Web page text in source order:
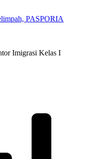
PASPORIA
Imigrasi Kelas I